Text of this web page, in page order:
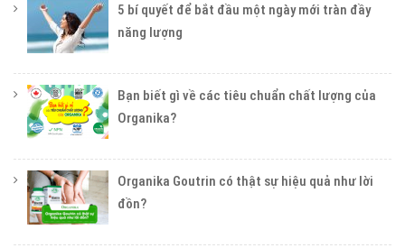
5 bí quyết để bắt đầu một ngày mới tràn đầy
năng lượng
Bạn biết gì về các tiêu chuẩn chất lượng của
Organika?
Organika Goutrin có thật sự hiệu quả như lời
đồn?